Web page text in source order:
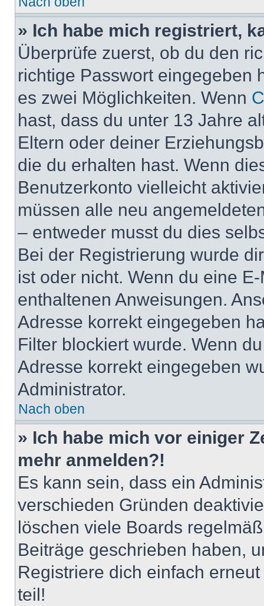
» Ich habe mich registriert,
Überprüfe zuerst, ob du den
richtige Passwort eingegeben
es zwei Möglichkeiten. Wenn
hast, dass du unter 13 Jahre
Eltern oder deiner
die du erhalten hast. Wenn
Benutzerkonto vielleicht
müssen alle neu
– entweder musst du dies
Bei der Registrierung wurde
ist oder nicht. Wenn du eine
enthaltenen Anweisungen.
Adresse korrekt eingegeben
Filter blockiert wurde. Wenn
Adresse korrekt eingegeben
Administrator.
Nach oben
» Ich habe mich vor einiger
mehr anmelden?!
Es kann sein, dass ein
verschieden Gründen
löschen viele Boards
Beiträge geschrieben haben,
Registriere dich einfach
teil!